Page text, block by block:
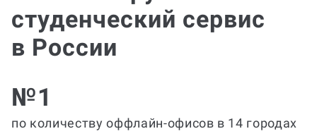
студенческий сервис
в России
№1
по количеству оффлайн-офисов в 14 городах